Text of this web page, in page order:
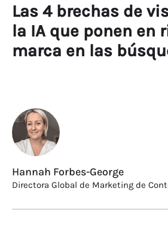
Las 4 brechas de
la IA que ponen en
marca en las
Hannah Forbes-George
Directora Global de Marketing de